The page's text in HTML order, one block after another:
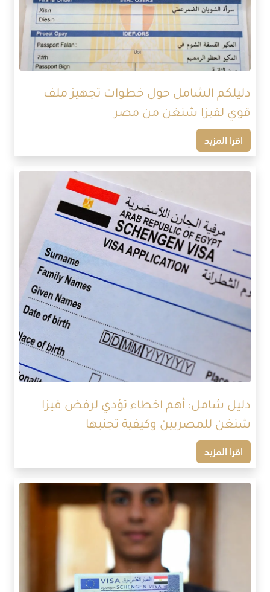
دليلكم الشامل حول خطوات تجهيز ملف
قوي لفيزا شنغن من مصر
اقرا المزيد
دليل شامل: أهم اخطاء تؤدي لرفض فيزا
شنغن للمصريين وكيفية تجنبها
اقرا المزيد